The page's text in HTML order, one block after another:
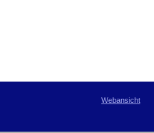
Webansicht